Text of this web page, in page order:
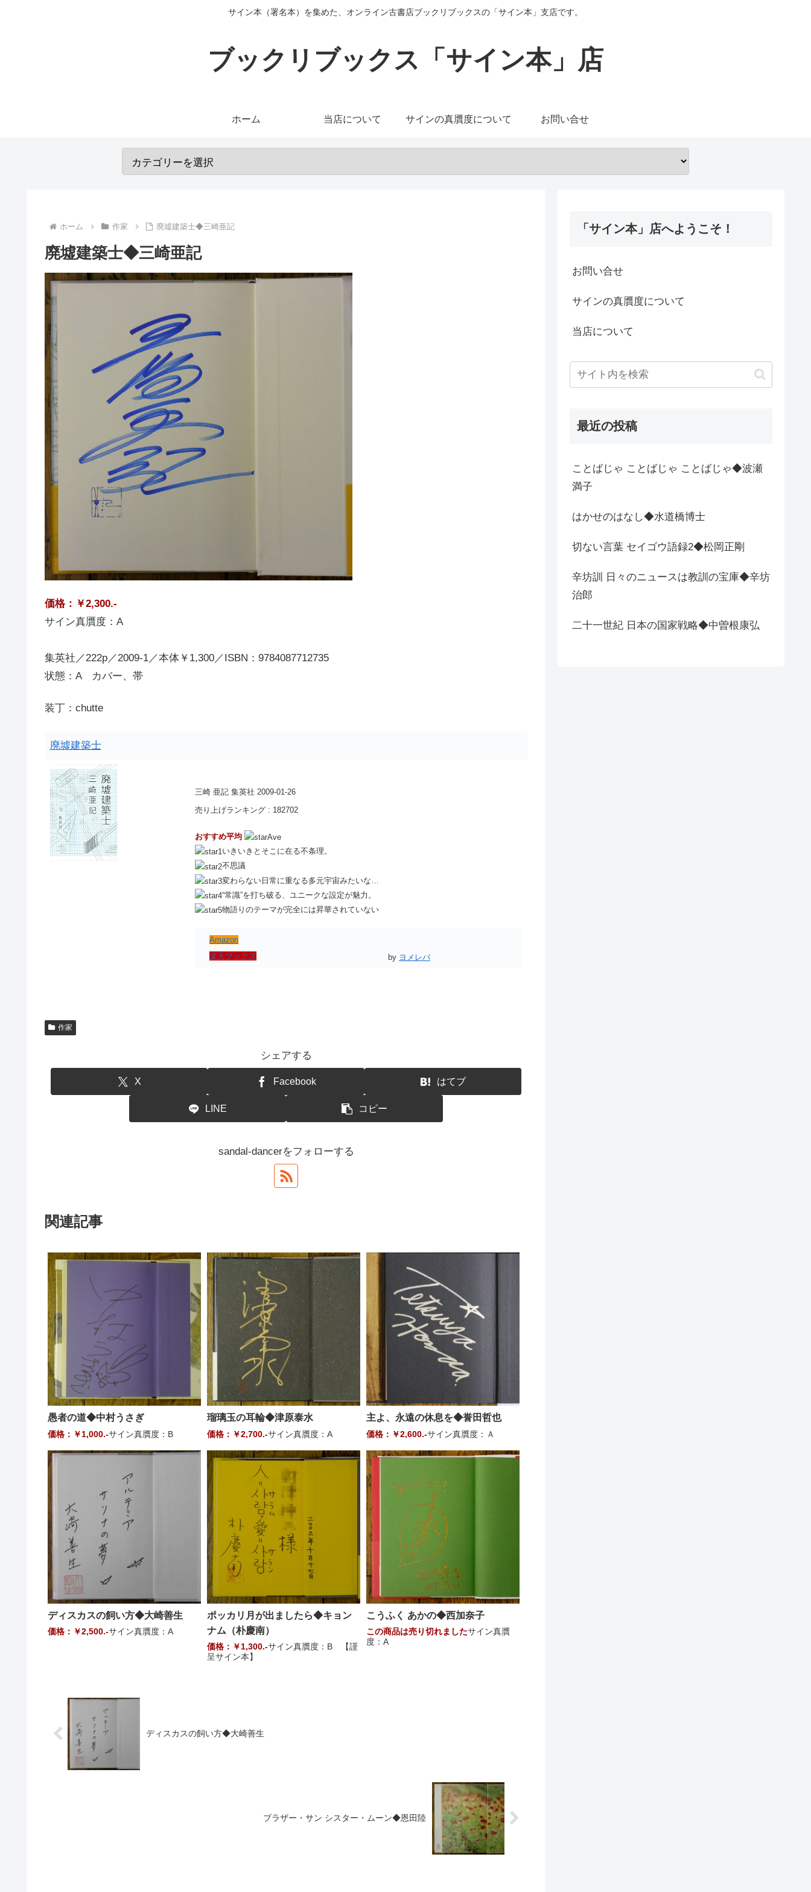
サイン本（署名本）を集めた、オンライン古書店ブックリブックスの「サイン本」支店です。
ブックリブックス「サイン本」店
ホーム 当店について サインの真贋度について お問い合せ
ホーム 作家 廃墟建築士◆三崎亜記
廃墟建築士◆三崎亜記
価格：￥2,300.-
サイン真贋度：A
集英社／222p／2009-1／本体￥1,300／ISBN：9784087712735
状態：A カバー、帯
装丁：chutte
廃墟建築士
三崎 亜記 集英社 2009-01-26
売り上げランキング : 182702
おすすめ平均
いきいきとそこに在る不条理。
不思議
変わらない日常に重なる多元宇宙みたいな…
“常識”を打ち破る、ユニークな設定が魅力。
物語りのテーマが完全には昇華されていない
Amazon
楽天ブックス
by ヨメレバ
作家
シェアする
X Facebook はてブ
LINE コピー
sandal-dancerをフォローする
関連記事
愚者の道◆中村うさぎ
価格：￥1,000.-サイン真贋度：B
瑠璃玉の耳輪◆津原泰水
価格：￥2,700.-サイン真贋度：A
主よ、永遠の休息を◆誉田哲也
価格：￥2,600.-サイン真贋度：Ａ
ディスカスの飼い方◆大崎善生
価格：￥2,500.-サイン真贋度：A
ポッカリ月が出ましたら◆キョン
ナム（朴慶南）
価格：￥1,300.-サイン真贋度：B 【謹
呈サイン本】
こうふく あかの◆西加奈子
この商品は売り切れましたサイン真贋
度：A
ディスカスの飼い方◆大崎善生
ブラザー・サン シスター・ムーン◆恩田陸
「サイン本」店へようこそ！
お問い合せ
サインの真贋度について
当店について
最近の投稿
ことばじゃ ことばじゃ ことばじゃ◆波瀬
満子
はかせのはなし◆水道橋博士
切ない言葉 セイゴウ語録2◆松岡正剛
辛坊訓 日々のニュースは教訓の宝庫◆辛坊
治郎
二十一世紀 日本の国家戦略◆中曽根康弘